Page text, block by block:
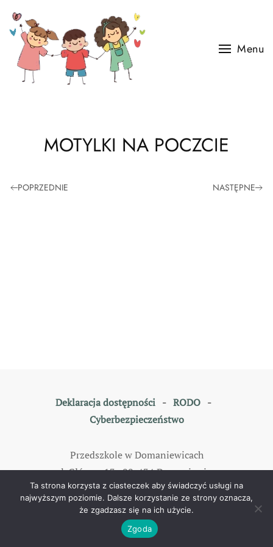
Skip to main content
Menu
MOTYLKI NA POCZCIE
POPRZEDNIE NASTĘPNE
Deklaracja dostępności- RODO-
Cyberbezpieczeństwo
Przedszkole w Domaniewicach
ul. Główna 13, 99-434 Domaniewice
tel: 46 838 35 79
All rights reserved. Designed byTOMKAM
Ta strona korzysta z ciasteczek aby świadczyć usługi na
najwyższym poziomie. Dalsze korzystanie ze strony oznacza,
że zgadzasz się na ich użycie.
Zgoda